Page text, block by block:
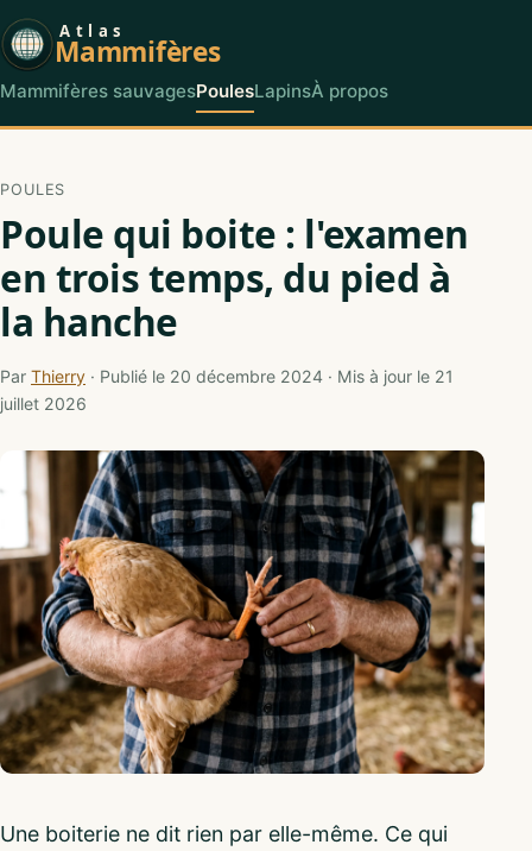
Atlas
Mammifères
Mammifères sauvagesPoulesLapinsÀ propos
POULES
Poule qui boite : l'examen
en trois temps, du pied à
la hanche
Par Thierry · Publié le 20 décembre 2024 · Mis à jour le 21
juillet 2026
Une boiterie ne dit rien par elle-même. Ce qui